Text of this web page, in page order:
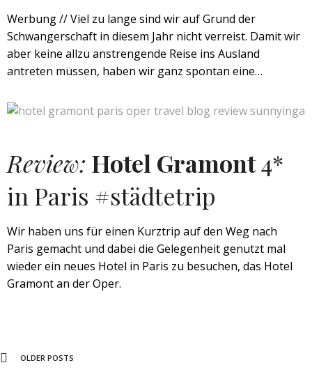
Werbung // Viel zu lange sind wir auf Grund der
Schwangerschaft in diesem Jahr nicht verreist. Damit wir
aber keine allzu anstrengende Reise ins Ausland
antreten müssen, haben wir ganz spontan eine…
Review:Hotel Gramont4*
in Paris #städtetrip
Wir haben uns für einen Kurztrip auf den Weg nach
Paris gemacht und dabei die Gelegenheit genutzt mal
wieder ein neues Hotel in Paris zu besuchen, das Hotel
Gramont an der Oper.
OLDER POSTS